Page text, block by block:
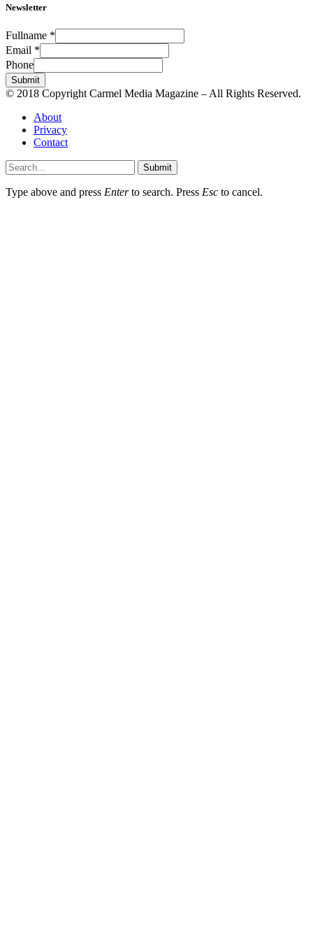
Newsletter
Fullname *
Email *
Phone
Submit
© 2018 Copyright Carmel Media Magazine – All Rights Reserved.
About
Privacy
Contact
Submit
Type above and press Enterto search. Press Esc to cancel.